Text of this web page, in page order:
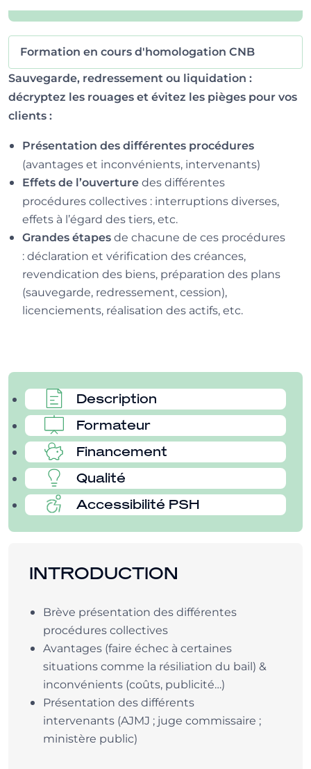
Sauvegarde, redressement ou liquidation :
décryptez les rouages et évitez les pièges pour vos
clients :
Présentation des différentes procédures
(avantages et inconvénients, intervenants)
Effets de l’ouverture des différentes
procédures collectives : interruptions diverses,
effets à l’égard des tiers, etc.
Grandes étapes de chacune de ces procédures
: déclaration et vérification des créances,
revendication des biens, préparation des plans
(sauvegarde, redressement, cession),
licenciements, réalisation des actifs, etc.
Formation en cours d'homologation CNB
Description
Formateur
Financement
Qualité
Accessibilité PSH
INTRODUCTION
Brève présentation des différentes
procédures collectives
Avantages (faire échec à certaines
situations comme la résiliation du bail) &
inconvénients (coûts, publicité…)
Présentation des différents
intervenants (AJMJ ; juge commissaire ;
ministère public)